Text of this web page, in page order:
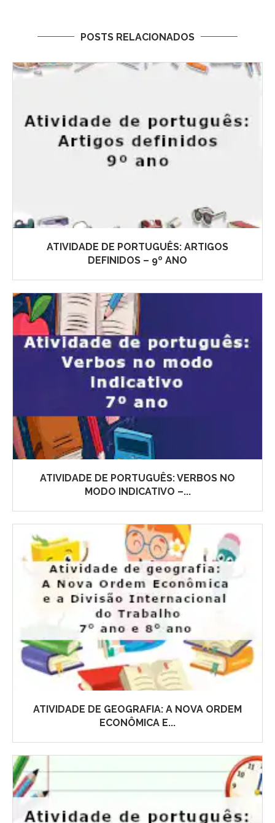
POSTS RELACIONADOS
ATIVIDADE DE PORTUGUÊS: ARTIGOS
DEFINIDOS – 9º ANO
ATIVIDADE DE PORTUGUÊS: VERBOS NO
MODO INDICATIVO –...
ATIVIDADE DE GEOGRAFIA: A NOVA ORDEM
ECONÔMICA E...